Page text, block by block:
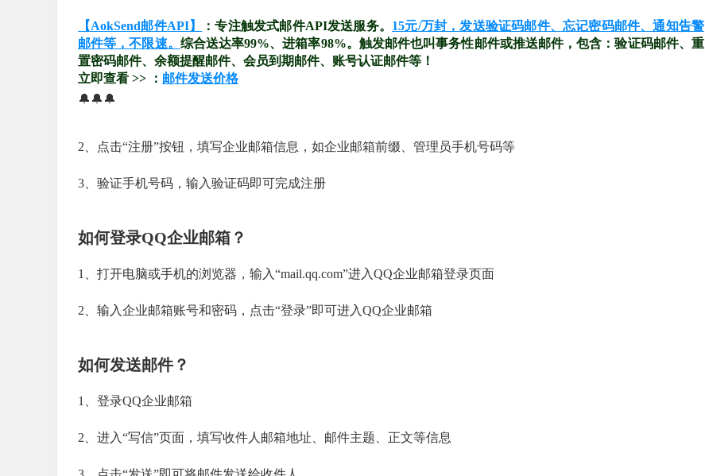
【AokSend邮件API】 ：专注触发式邮件API发送服务。 15元/万封，发送验证码邮件、忘记密码邮件、通知告警
邮件等，不限速。 综合送达率99%、进箱率98%。触发邮件也叫事务性邮件或推送邮件，包含：验证码邮件、重
置密码邮件、余额提醒邮件、会员到期邮件、账号认证邮件等！
立即查看 >> ： 邮件发送价格
🔔🔔🔔
2、点击“注册”按钮，填写企业邮箱信息，如企业邮箱前缀、管理员手机号码等
3、验证手机号码，输入验证码即可完成注册
如何登录QQ企业邮箱？
1、打开电脑或手机的浏览器，输入“mail.qq.com”进入QQ企业邮箱登录页面
2、输入企业邮箱账号和密码，点击“登录”即可进入QQ企业邮箱
如何发送邮件？
1、登录QQ企业邮箱
2、进入“写信”页面，填写收件人邮箱地址、邮件主题、正文等信息